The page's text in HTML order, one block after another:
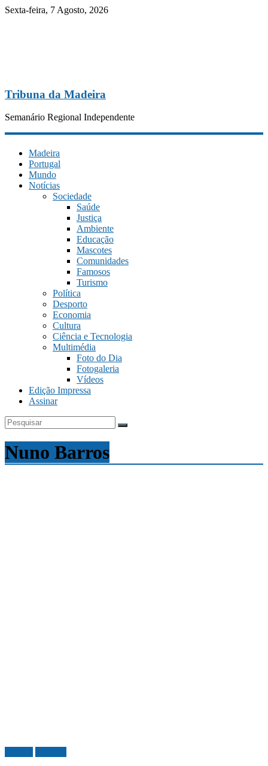
Sexta-feira, 7 Agosto, 2026
Tribuna da Madeira
Semanário Regional Independente
Madeira
Portugal
Mundo
Notícias
Sociedade
Saúde
Justiça
Ambiente
Educação
Mascotes
Comunidades
Famosos
Turismo
Política
Desporto
Economia
Cultura
Ciência e Tecnologia
Multimédia
Foto do Dia
Fotogaleria
Vídeos
Edição Impressa
Assinar
Nuno Barros